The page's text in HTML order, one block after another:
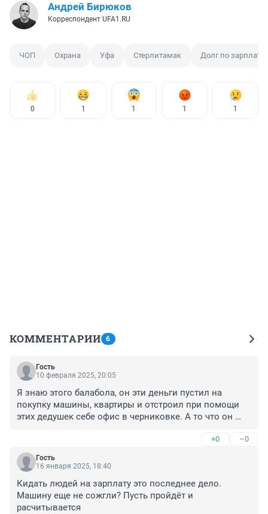
Андрей Бирюков
Корреспондент UFA1.RU
ЧОП Охрана Уфа Стерлитамак Долг по зарплате
0 1 1 1 1
КОММЕНТАРИИ 6
Гость
10 февраля 2025, 20:05
Я знаю этого балабола, он эти деньги пустил на
покупку машины, квартиры и отстроил при помощи
этих дедушек себе офис в черниковке. А то что он
всегда виноваты все кроме него самого. Он якобы
единственный кто блюстит порядок. И заказчики ему
не платят потому что он не выполняет обязательства,
+0 –0
Гость
16 января 2025, 18:40
Кидать людей на зарплату это последнее дело.
Машину еще не сожгли? Пусть пройдёт и
расчитывается